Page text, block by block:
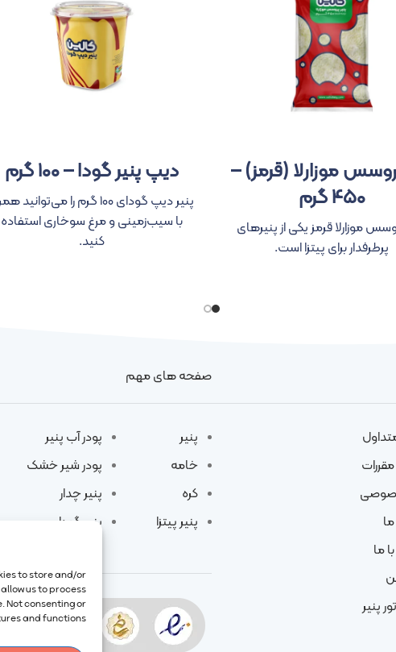
to store and/or
us to process
Not consenting or
and functions.
موزارلا (قرمز) –
۴۵۰ گرم
موزارلا قرمز یکی از پنیرهای
پرطرفدار برای پیتزا است.
دیپ پنیر گودا – ۱۰۰ گرم
پنیر دیپ گودای ۱۰۰ گرم را می‌توانید
با سیب‌زمینی و مرغ سوخاری استفاده
کنید.
ما
پنیر
صفحه های مهم
پنیر
خامه
کره
پنیر پیتزا
پودر آب پنیر
پودر شیر خشک
پنیر چدار
پنیر گودا